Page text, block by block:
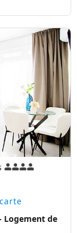
Logement de